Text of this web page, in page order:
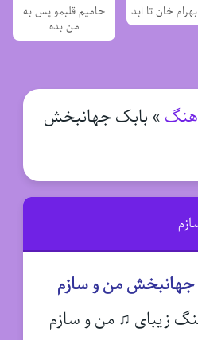
خان تا ابد
حامیم قلبمو پس به
من بده
» بابک جهانبخش
جهانبخش من و سازم
زیبای ♫ من و سازم